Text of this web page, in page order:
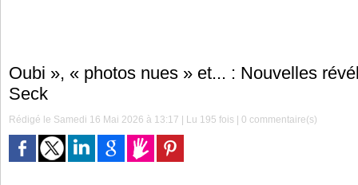
Oubi », « photos nues » et... : Nouvelles
Seck
Rédigé le Samedi 16 Mai 2026 à 13:17 | Lu 195 fois |0 commentaire(s)